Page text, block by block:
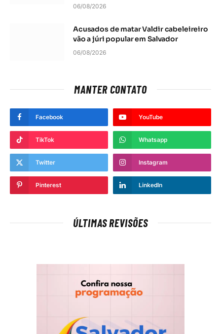
06/08/2026
Acusados de matar Valdir cabeleireiro
vão a júri popular em Salvador
06/08/2026
MANTER CONTATO
Facebook YouTube
TikTok Whatsapp
Twitter Instagram
Pinterest LinkedIn
ÚLTIMAS REVISÕES